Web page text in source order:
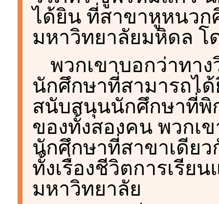
ได้ยิน ที่สาขาหูหนวก
มหาวิทยาลัยมหิดล
พวกเขาบอกว่าทา
นักศึกษาที่สามารถไ
สนับสนุนนักศึกษาที่พิ
ของทั้งสองคน พวกเ
นักศึกษาที่สาขาเดีย
ทั้งเรื่องชีวิตการเรีย
มหาวิทยาลัย